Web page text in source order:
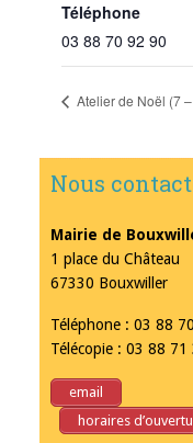
Téléphone
03 88 70 92 90
Atelier de Noël (7
Nous
Mairie de
1 place du Château
67330 Bouxwiller
Téléphone : 03 88
Télécopie : 03 88 71
email
horaires